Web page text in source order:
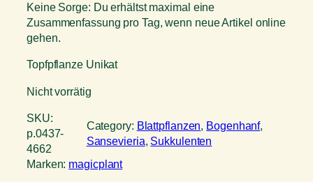
Keine Sorge: Du erhältst maximal eine
Zusammenfassung pro Tag, wenn neue Artikel online
gehen.
Topfpflanze Unikat
Nicht vorrätig
SKU:
p.0437-
4662
Category: Blattpflanzen, Bogenhanf
Sansevieria, Sukkulenten
Marken: magicplant